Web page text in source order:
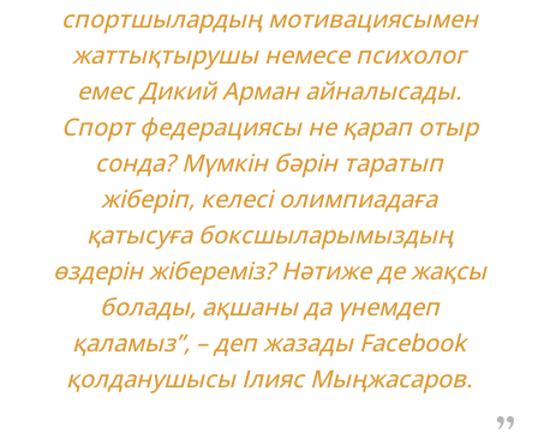
спортшылардың мотивациясымен
жаттықтырушы немесе психолог
емес Дикий Арман айналысады.
Спорт федерациясы не қарап отыр
сонда? Мүмкін бәрін таратып
жіберіп, келесі олимпиадаға
қатысуға боксшыларымыздың
өздерін жібереміз? Нәтиже де жақсы
болады, ақшаны да үнемдеп
қаламыз”, – деп жазады Facebook
қолданушысы Ілияс Мыңжасаров.